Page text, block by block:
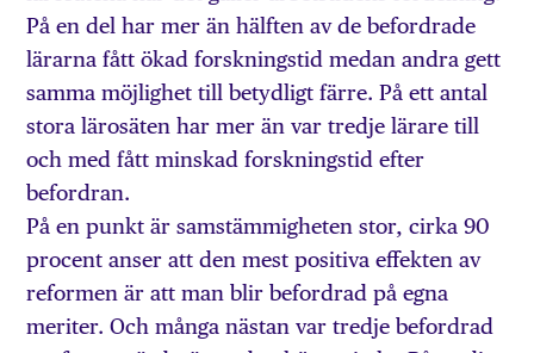
På en del har mer än hälften av de befordrade
lärarna fått ökad forskningstid medan andra gett
samma möjlighet till betydligt färre. På ett antal
stora lärosäten har mer än var tredje lärare till
och med fått minskad forskningstid efter
befordran.
På en punkt är samstämmigheten stor, cirka 90
procent anser att den mest positiva effekten av
reformen är att man blir befordrad på egna
meriter. Och många nästan var tredje befordrad